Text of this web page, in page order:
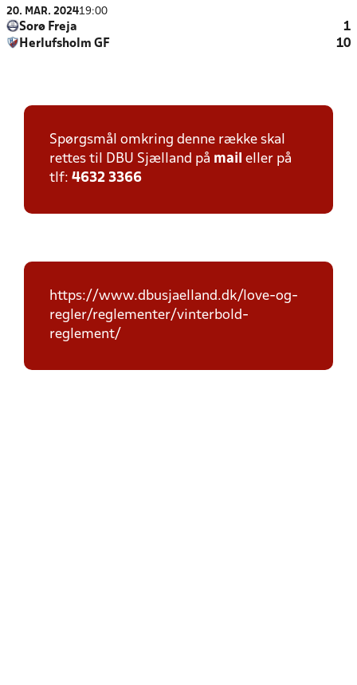
20. MAR. 202419:00
Sorø Freja
1
Herlufsholm GF
10
Spørgsmål omkring denne række skal
rettes til DBU Sjælland på mail eller på
tlf: 4632 3366
https://www.dbusjaelland.dk/love-og-
regler/reglementer/vinterbold-
reglement/